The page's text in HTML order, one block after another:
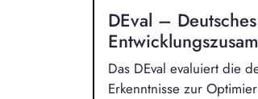
DEval –
Das DEval evaluiert die
Erkenntnisse zur